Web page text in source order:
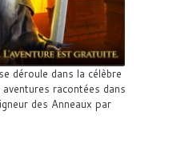
déroule dans la célèbre
racontées dans
des Anneaux par